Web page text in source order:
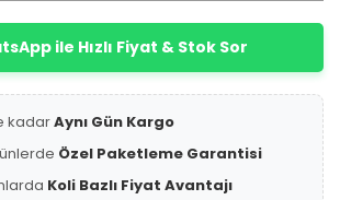
ile Hızlı Fiyat & Stok Sor
kadarAynı Gün Kargo
Özel Paketleme Garantisi
Koli Bazlı Fiyat Avantajı